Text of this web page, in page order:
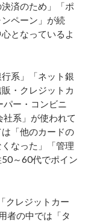
済のため」「ポ
ペーン」が続
となっているよ
系」「ネット銀
・クレジットカ
ー・コンビニ
系」が使われて
「他のカードの
なった」「管理
～60代でポイン
クレジットカー
者の中では「タ